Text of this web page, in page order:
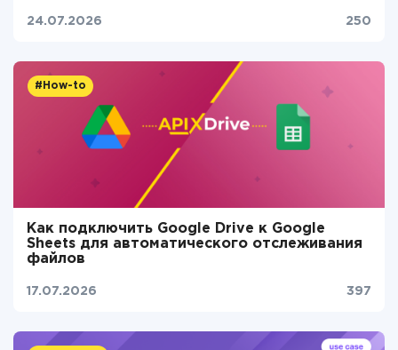
24.07.2026 250
#How-to
Как подключить Google Drive к Google
Sheets для автоматического отслеживания
файлов
17.07.2026 397